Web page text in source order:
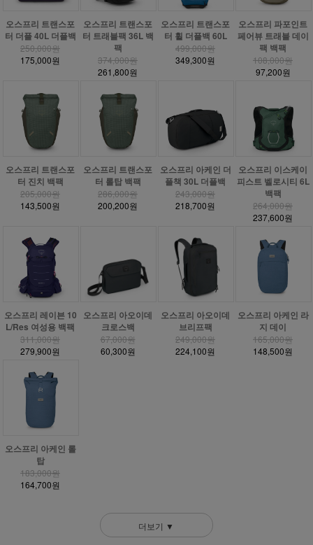
오스프리 트랜스포
터 더플 40L 더플백
250,000원
175,000원
오스프리 트랜스포
터 트래블팩 36L 백
팩
374,000원
261,800원
오스프리 트랜스포
터 휠 더플백 60L
499,000원
349,300원
오스프리 파포인트
페어뷰 트래블 데이
팩 백팩
108,000원
97,200원
오스프리 트랜스포
터 진치 백팩
205,000원
143,500원
오스프리 트랜스포
터 롤탑 백팩
286,000원
200,200원
오스프리 아케인 더
플책 30L 더플백
243,000원
218,700원
오스프리 이스케이
피스트 벨로시티 6L
백팩
264,000원
237,600원
오스프리 레이븐 10
L/Res 여성용 백팩
311,000원
279,900원
오스프리 아오이데
크로스백
67,000원
60,300원
오스프리 아오이데
브리프팩
249,000원
224,100원
오스프리 아케인 라
지 데이
165,000원
148,500원
오스프리 아케인 롤
탑
183,000원
164,700원
더보기 ▼